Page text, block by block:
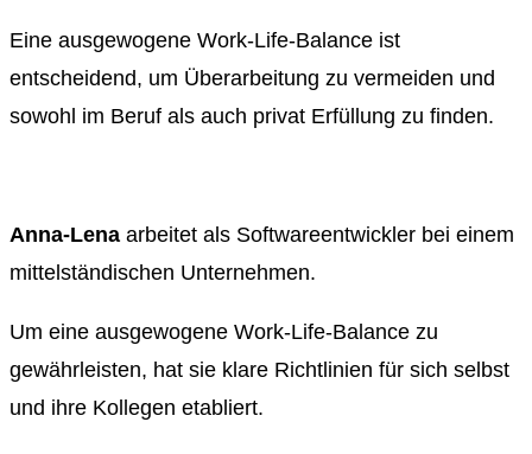
Eine ausgewogene Work-Life-Balance ist
entscheidend, um Überarbeitung zu vermeiden und
sowohl im Beruf als auch privat Erfüllung zu finden.
Anna-Lena arbeitet als Softwareentwickler bei einem
mittelständischen Unternehmen.
Um eine ausgewogene Work-Life-Balance zu
gewährleisten, hat sie klare Richtlinien für sich selbst
und ihre Kollegen etabliert.